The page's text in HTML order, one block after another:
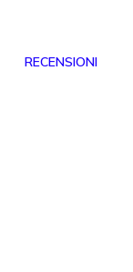
RECENSIONI